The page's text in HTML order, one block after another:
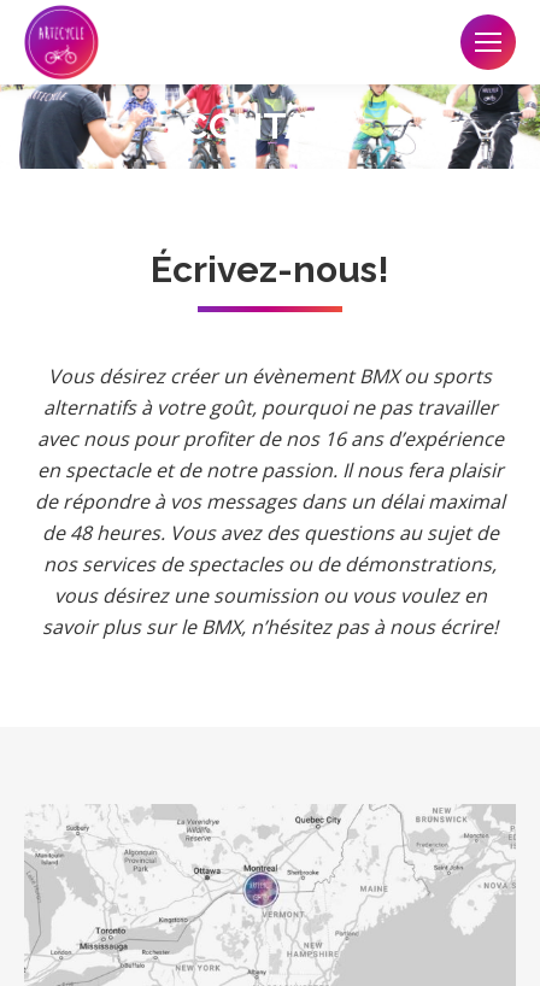
CONTACT
Écrivez-nous!
Vous désirez créer un évènement BMX ou sports
alternatifs à votre goût, pourquoi ne pas travailler
avec nous pour profiter de nos 16 ans d’expérience
en spectacle et de notre passion. Il nous fera plaisir
de répondre à vos messages dans un délai maximal
de 48 heures. Vous avez des questions au sujet de
nos services de spectacles ou de démonstrations,
vous désirez une soumission ou vous voulez en
savoir plus sur le BMX, n’hésitez pas à nous écrire!